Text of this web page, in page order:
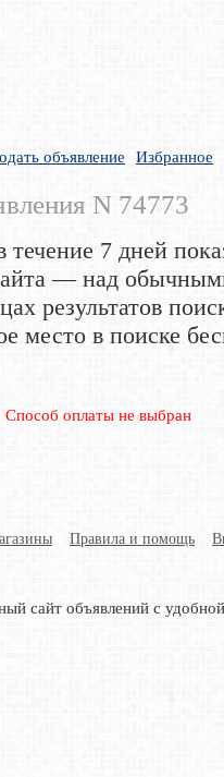
объявление Избранное
N 74773
7 дней
— над
результатов
место в поиске
Способ оплаты не выбран
Правила и помощь
сайт объявлений с